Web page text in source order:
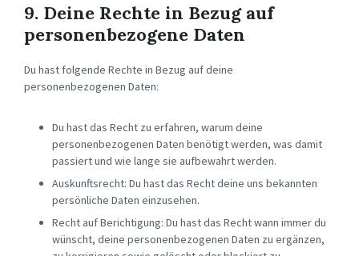
9. Deine Rechte in Bezug auf
personenbezogene Daten
Du hast folgende Rechte in Bezug auf deine
personenbezogenen Daten:
Du hast das Recht zu erfahren, warum deine
personenbezogenen Daten benötigt werden, was damit
passiert und wie lange sie aufbewahrt werden.
Auskunftsrecht: Du hast das Recht deine uns bekannten
persönliche Daten einzusehen.
Recht auf Berichtigung: Du hast das Recht wann immer du
wünscht, deine personenbezogenen Daten zu ergänzen,